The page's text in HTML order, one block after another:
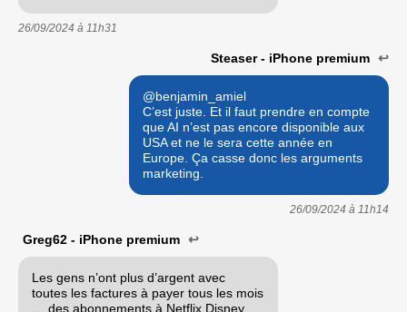
26/09/2024 à 11h31
Steaser - iPhone premium ↩
@benjamin_amiel
C’est juste. Et il faut prendre en compte
que AI n’est pas encore disponible aux
USA et ne le sera cette année en
Europe. Ça casse donc les arguments
marketing.
26/09/2024 à 11h14
Greg62 - iPhone premium ↩
Les gens n’ont plus d’argent avec
toutes les factures à payer tous les mois
… des abonnements à Netflix Disney,